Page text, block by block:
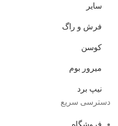
سایر
فرش و راگ
کوسن
میرور بوم
نیپ برد
دسترسی سریع
فروشگاه